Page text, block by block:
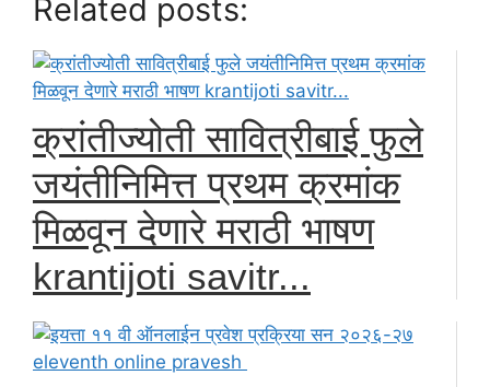
Related posts:
क्रांतीज्योती सावित्रीबाई फुले
जयंतीनिमित्त प्रथम क्रमांक
मिळवून देणारे मराठी भाषण
krantijoti savitr...